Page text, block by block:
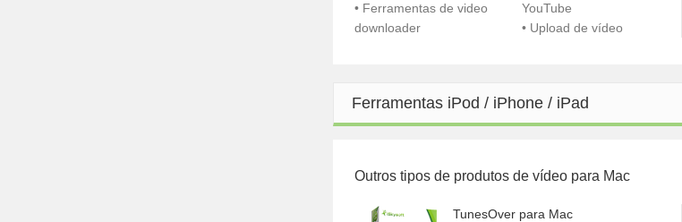
• Ferramentas de video
downloader
YouTube
• Upload de vídeo
Ferramentas iPod / iPhone / iPad
Outros tipos de produtos de vídeo para Mac
TunesOver para Mac